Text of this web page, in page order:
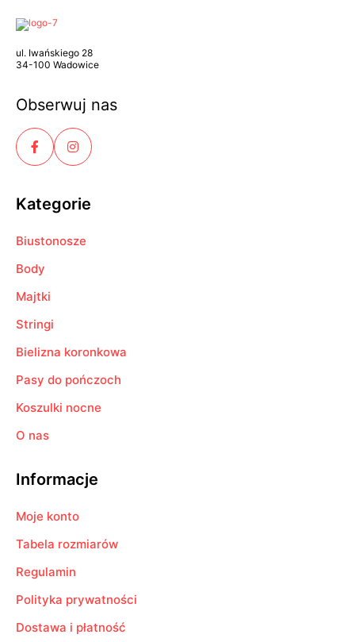
ul. Iwańskiego 28
34-100 Wadowice
Obserwuj nas
Kategorie
Biustonosze
Body
Majtki
Stringi
Bielizna koronkowa
Pasy do pończoch
Koszulki nocne
O nas
Informacje
Moje konto
Tabela rozmiarów
Regulamin
Polityka prywatności
Dostawa i płatność